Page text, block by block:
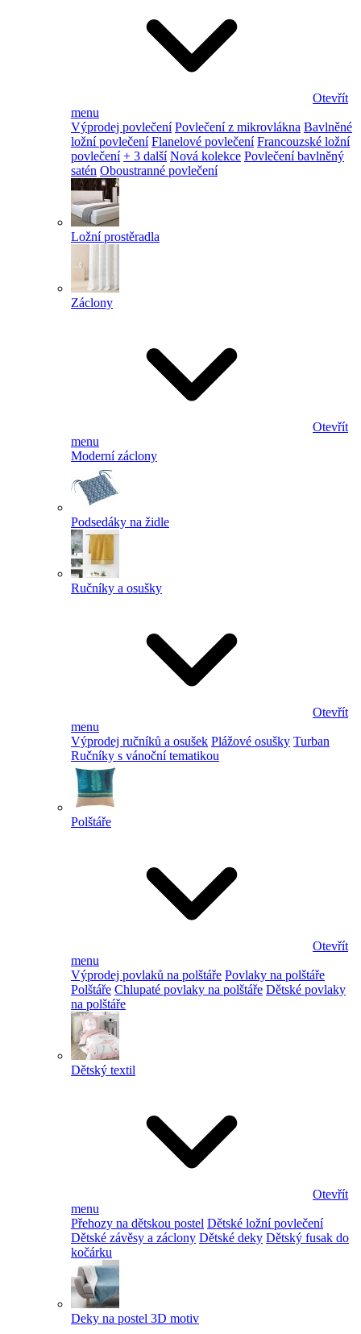
Otevřít
menu
Výprodej povlečení Povlečení z mikrovlákna Bavlněné
ložní povlečení Flanelové povlečení Francouzské ložní
povlečení + 3 další Nová kolekce Povlečení bavlněný
satén Oboustranné povlečení
Ložní prostěradla
Záclony
Otevřít
menu
Moderní záclony
Podsedáky na židle
Ručníky a osušky
Otevřít
menu
Výprodej ručníků a osušek Plážové osušky Turban
Ručníky s vánoční tematikou
Polštáře
Otevřít
menu
Výprodej povlaků na polštáře Povlaky na polštáře
Polštáře Chlupaté povlaky na polštáře Dětské povlaky
na polštáře
Dětský textil
Otevřít
menu
Přehozy na dětskou postel Dětské ložní povlečení
Dětské závěsy a záclony Dětské deky Dětský fusak do
kočárku
Deky na postel 3D motiv